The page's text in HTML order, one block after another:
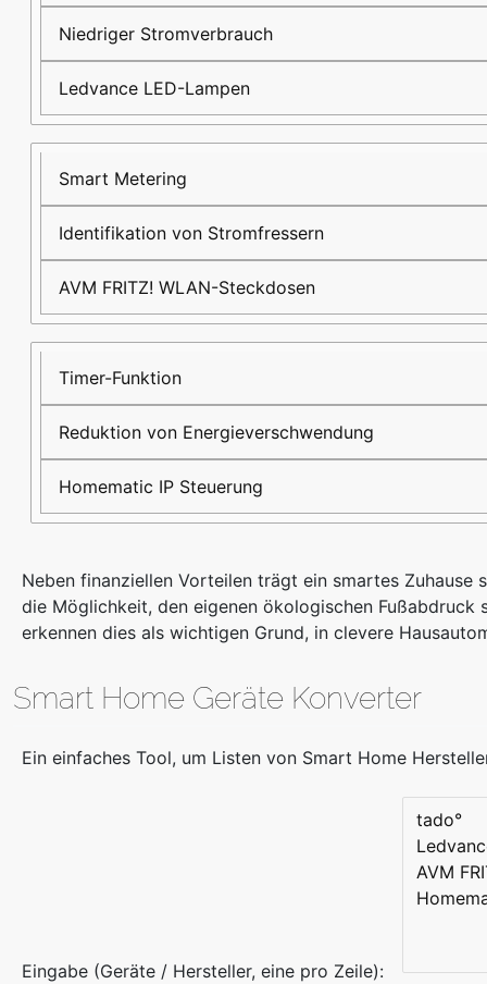
Niedriger Stromverbrauch
Ledvance LED-Lampen
Smart Metering
Identifikation von Stromfressern
AVM FRITZ! WLAN-Steckdosen
Timer-Funktion
Reduktion von Energieverschwendung
Homematic IP Steuerung
Neben finanziellen Vorteilen trägt ein smartes
die Möglichkeit, den eigenen ökologischen
erkennen dies als wichtigen Grund, in clevere
Smart Home Geräte Konverter
Ein einfaches Tool, um Listen von Smart Home
Eingabe (Geräte / Hersteller, eine pro Zeile):